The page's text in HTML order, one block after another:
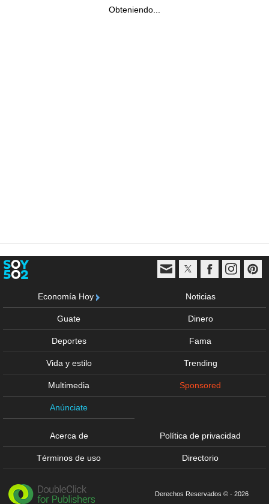
Obteniendo...
Economía Hoy Noticias
Guate Dinero
Deportes Fama
Vida y estilo Trending
Multimedia Sponsored
Anúnciate
Acerca de Política de privacidad
Términos de uso Directorio
Derechos Reservados © - 2026